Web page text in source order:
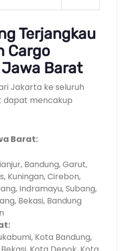
Terjangkau
Cargo
Barat
Jakarta ke seluruh
dapat mencakup
Barat:
Bandung, Garut,
Kuningan, Cirebon,
Indramayu, Subang,
Bekasi, Bandung
Kota Bandung,